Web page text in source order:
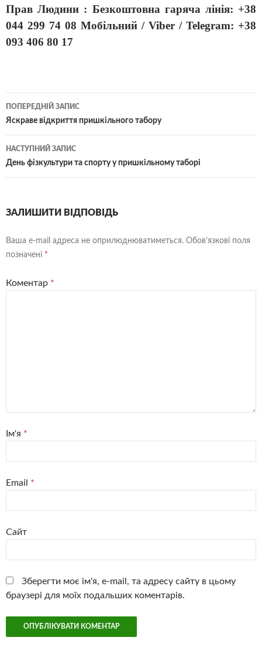
Прав Людини : Безкоштовна гаряча лінія: +38
044 299 74 08 Мобільний / Viber / Telegram: +38
093 406 80 17
ПОПЕРЕДНІЙ ЗАПИС
Яскраве відкриття пришкільного табору
НАСТУПНИЙ ЗАПИС
День фізкультури та спорту у пришкільному таборі
ЗАЛИШИТИ ВІДПОВІДЬ
Ваша e-mail адреса не оприлюднюватиметься. Обов’язкові поля
позначені *
Коментар *
Ім'я *
Email *
Сайт
Зберегти моє ім'я, e-mail, та адресу сайту в цьому
браузері для моїх подальших коментарів.